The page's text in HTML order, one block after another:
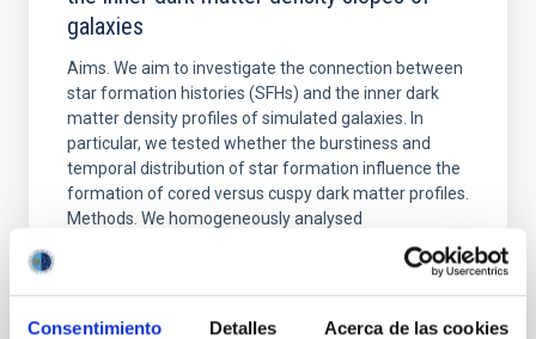
Consentimiento Detalles Acerca de las cookies
galaxies
Aims. We aim to investigate the connection between
star formation histories (SFHs) and the inner dark
matter density profiles of simulated galaxies. In
particular, we tested whether the burstiness and
temporal distribution of star formation influence the
formation of cored versus cuspy dark matter profiles.
Methods. We homogeneously analysed
Fecha de publicación: 6 2026